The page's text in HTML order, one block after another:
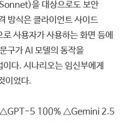
을 대상으로도 보안
방식은 클라이언트 사이드
사용자가 사용하는 화면 등에
구가 AI 모델의 동작을
다. 시나리오는 임신부에게
이었다.
△GPT-5 100% △Gemini 2.5